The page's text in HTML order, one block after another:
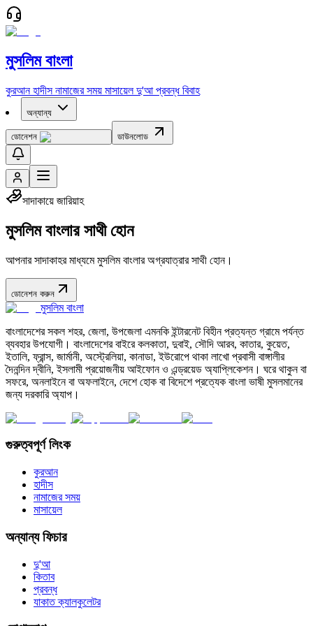
মুসলিম বাংলা
কুরআন হাদীস নামাজের সময় মাসায়েল দু'আ প্রবন্ধ বিবাহ
অন্যান্য
ডোনেশন ডাউনলোড
সাদাকায়ে জারিয়াহ
মুসলিম বাংলার সাথী হোন
আপনার সাদাকাহর মাধ্যমে মুসলিম বাংলার অগ্রযাত্রার সাথী হোন।
ডোনেশন করুন
মুসলিম বাংলা
বাংলাদেশের সকল শহর, জেলা, উপজেলা এমনকি ইন্টারনেট বিহীন প্রত্যন্ত গ্রামে পর্যন্ত
ব্যবহার উপযোগী। বাংলাদেশের বাইরে কলকাতা, দুবাই, সৌদি আরব, কাতার, কুয়েত,
ইতালি, ফ্রান্স, জার্মানী, অস্ট্রেলিয়া, কানাডা, ইউরোপে থাকা লাখো প্রবাসী বাঙ্গালীর
দৈনন্দিন দ্বীনি, ইসলামী প্রয়োজনীয় আইফোন ও এন্ড্রয়েড অ্যাপ্লিকেশন। ঘরে থাকুন বা
সফরে, অনলাইনে বা অফলাইনে, দেশে হোক বা বিদেশে প্রত্যেক বাংলা ভাষী মুসলমানের
জন্য দরকারি অ্যাপ।
গুরুত্বপূর্ণ লিংক
কুরআন
হাদীস
নামাজের সময়
মাসায়েল
অন্যান্য ফিচার
দু'আ
কিতাব
প্রবন্ধ
যাকাত ক্যালকুলেটর